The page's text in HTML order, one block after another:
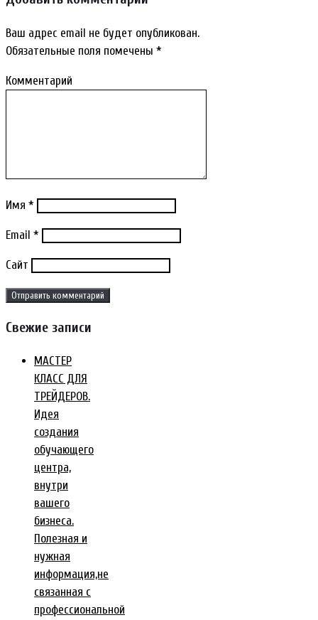
Ваш адрес email не будет опубликован.
Обязательные поля помечены *
Комментарий
Имя *
Email *
Сайт
Свежие записи
МАСТЕР
КЛАСС ДЛЯ
ТРЕЙДЕРОВ.
Идея
создания
обучающего
центра,
внутри
вашего
бизнеса.
Полезная и
нужная
информация,не
связанная с
профессиональной